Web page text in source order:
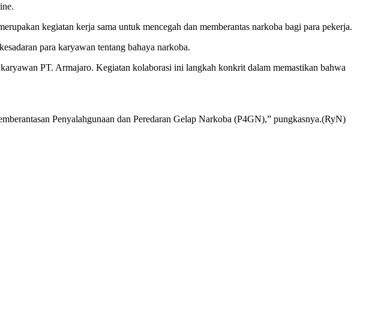
kegiatan kerja sama untuk mencegah dan memberantas narkoba bagi para pekerja.
para karyawan tentang bahaya narkoba.
PT. Armajaro. Kegiatan kolaborasi ini langkah konkrit dalam memastikan bahwa
Penyalahgunaan dan Peredaran Gelap Narkoba (P4GN),” pungkasnya.(RyN)